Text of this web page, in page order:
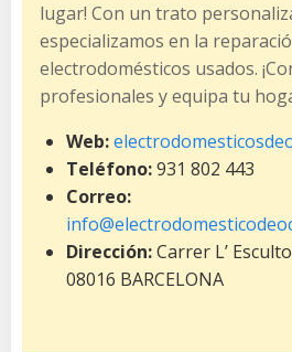
lugar! Con un trato
especializamos en la
electrodomésticos usados.
profesionales y equipa tu
Web:
Teléfono:931 802 443
Correo:
Dirección:Carrer L’
08016 BARCELONA